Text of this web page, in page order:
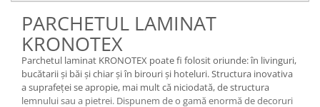
PARCHETUL LAMINAT
KRONOTEX
Parchetul laminat KRONOTEX poate fi folosit oriunde: în livinguri,
bucătarii și băi și chiar și în birouri și hoteluri. Structura inovativa
a suprafeței se apropie, mai mult că niciodată, de structura
lemnului sau a pietrei. Dispunem de o gamă enormă de decoruri